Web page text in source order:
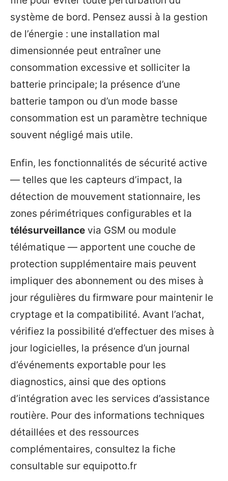
système de bord. Pensez aussi à la gestion
de l’énergie : une installation mal
dimensionnée peut entraîner une
consommation excessive et solliciter la
batterie principale; la présence d’une
batterie tampon ou d’un mode basse
consommation est un paramètre technique
souvent négligé mais utile.
Enfin, les fonctionnalités de sécurité active
— telles que les capteurs d’impact, la
détection de mouvement stationnaire, les
zones périmétriques configurables et la
télésurveillance via GSM ou module
télématique — apportent une couche de
protection supplémentaire mais peuvent
impliquer des abonnement ou des mises à
jour régulières du firmware pour maintenir le
cryptage et la compatibilité. Avant l’achat,
vérifiez la possibilité d’effectuer des mises à
jour logicielles, la présence d’un journal
d’événements exportable pour les
diagnostics, ainsi que des options
d’intégration avec les services d’assistance
routière. Pour des informations techniques
détaillées et des ressources
complémentaires, consultez la fiche
consultable sur equipotto.fr